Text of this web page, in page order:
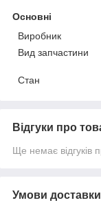
Основні
Виробник
Вид запчастини
Стан
Відгуки про
Ще немає відгуків
Умови доставки